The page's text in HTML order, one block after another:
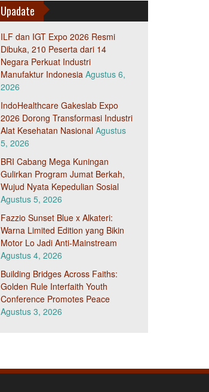
Upadate
ILF dan IGT Expo 2026 Resmi
Dibuka, 210 Peserta dari 14
Negara Perkuat Industri
Manufaktur Indonesia Agustus 6,
2026
IndoHealthcare Gakeslab Expo
2026 Dorong Transformasi Industri
Alat Kesehatan Nasional Agustus
5, 2026
BRI Cabang Mega Kuningan
Gulirkan Program Jumat Berkah,
Wujud Nyata Kepedulian Sosial
Agustus 5, 2026
Fazzio Sunset Blue x Alkateri:
Warna Limited Edition yang Bikin
Motor Lo Jadi Anti-Mainstream
Agustus 4, 2026
Building Bridges Across Faiths:
Golden Rule Interfaith Youth
Conference Promotes Peace
Agustus 3, 2026